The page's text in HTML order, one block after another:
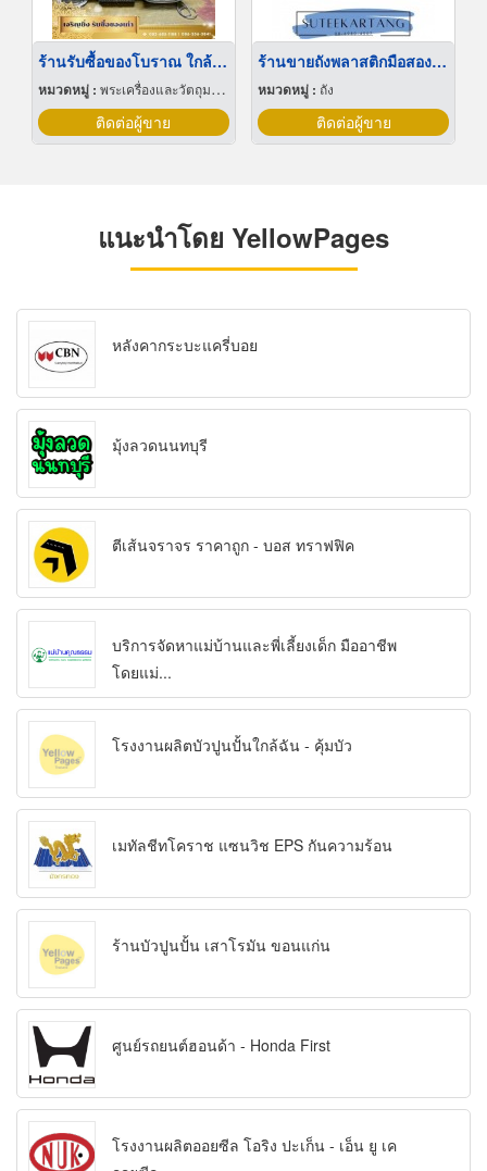
ร้านรับซื้อของโบราณ ใกล้ฉัน
หมวดหมู่ : พระเครื่องและวัตถุมงคล
ติดต่อผู้ขาย
ร้านขายถังพลาสติกมือสอง กรุงเทพ
หมวดหมู่ : ถัง
ติดต่อผู้ขาย
แนะนำโดย YellowPages
หลังคากระบะแครี่บอย
มุ้งลวดนนทบุรี
ตีเส้นจราจร ราคาถูก - บอส ทราฟฟิค
บริการจัดหาแม่บ้านและพี่เลี้ยงเด็ก มืออาชีพ
โดยแม่...
โรงงานผลิตบัวปูนปั้นใกล้ฉัน - คุ้มบัว
เมทัลชีทโคราช แซนวิช EPS กันความร้อน
ร้านบัวปูนปั้น เสาโรมัน ขอนแก่น
ศูนย์รถยนต์ฮอนด้า - Honda First
โรงงานผลิตออยซีล โอริง ปะเก็น - เอ็น ยู เค